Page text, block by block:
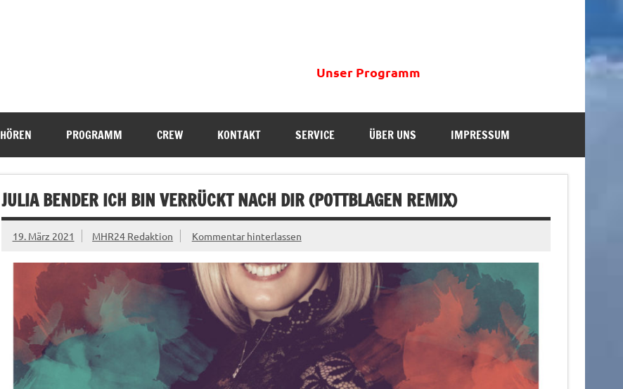
Unser Programm
HÖREN PROGRAMM CREW KONTAKT SERVICE ÜBER UNS IMPRESSUM
JULIA BENDER ICH BIN VERRÜCKT NACH DIR (POTTBLAGEN REMIX)
19. März 2021 MHR24 Redaktion Kommentar hinterlassen